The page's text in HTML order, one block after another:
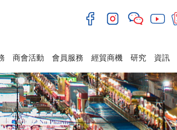
商會活動 會員服務 經貿商機 研究 資訊